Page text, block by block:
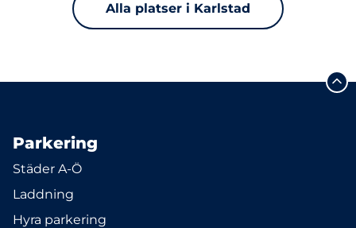
Alla platser i Karlstad
Parkering
Städer A-Ö
Laddning
Hyra parkering